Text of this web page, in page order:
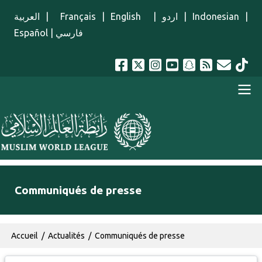
العربية
Français English اردو Indonesian
Español
فارسي
menu french
Communiqués de presse
Fil d'Ariane
Accueil Actualités Communiqués de presse